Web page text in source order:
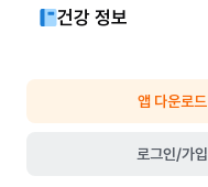
건강 정보
앱 다운로드
로그인/가입